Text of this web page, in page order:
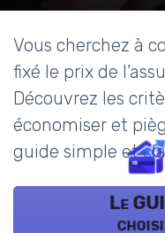
Vous cherchez à
fixé le prix de
Découvrez les
économiser et
guide simple et
Le